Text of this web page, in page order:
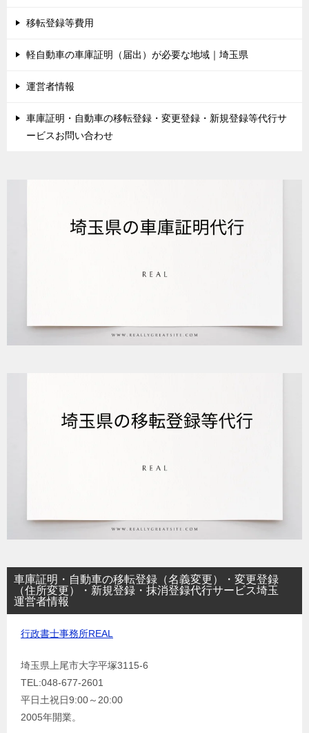
移転登録等費用
軽自動車の車庫証明（届出）が必要な地域｜埼玉県
運営者情報
車庫証明・自動車の移転登録・変更登録・新規登録等代行サ
ービスお問い合わせ
車庫証明・自動車の移転登録（名義変更）・変更登録
（住所変更）・新規登録・抹消登録代行サービス埼玉
運営者情報
行政書士事務所REAL
埼玉県上尾市大字平塚3115-6
TEL:048-677-2601
平日土祝日9:00～20:00
2005年開業。